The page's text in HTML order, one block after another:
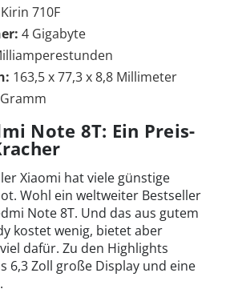
710F
4 Gigabyte
163,5 x 77,3 x 8,8 Millimeter
Note 8T: Ein Preis-
Xiaomi hat viele günstige
Wohl ein weltweiter Bestseller
Note 8T. Und das aus gutem
kostet wenig, bietet aber
dafür. Zu den Highlights
6,3 Zoll große Display und eine